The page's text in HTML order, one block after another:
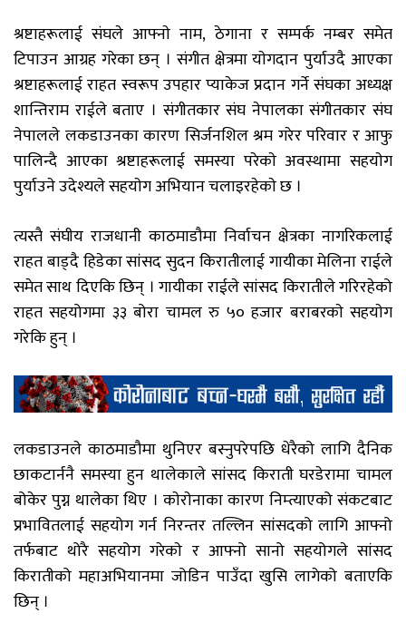
श्रष्टाहरूलाई संघले आफ्नाे नाम, ठेगाना र सम्पर्क नम्बर समेत
टिपाउन आग्रह गरेका छन् । संगीत क्षेत्रमा याेगदान पुर्याउदै आएका
श्रष्टाहरूलाई राहत स्वरूप उपहार प्याकेज प्रदान गर्ने संघका अध्यक्ष
शान्तिराम राईले बताए । संगीतकार संघ नेपालका संगीतकार संघ
नेपालले लकडाउनका कारण सिर्जनशिल श्रम गरेर परिवार र आफु
पालिन्दै आएका श्रष्टाहरूलाई समस्या परेकाे अवस्थामा सहयाेग
पुर्याउने उदेश्यले सहयाेग अभियान चलाइरहेकाे छ ।
त्यस्तै संघीय राजधानी काठमाडौमा निर्वाचन क्षेत्रका नागरिकलाई
राहत बाड्दै हिडेका सांसद सुदन किरातीलाई गायीका मेलिना राईले
समेत साथ दिएकि छिन् । गायीका राईले सांसद किरातीले गरिरहेको
राहत सहयोगमा ३३ बोरा चामल रु ५० हजार बराबरकाे सहयाेग
गरेकि हुन् ।
लकडाउनले काठमाडौमा थुनिएर बस्नुपरेपछि धेरैको लागि दैनिक
छाकटार्ननै समस्या हुन थालेकाले सांसद किराती घरडेरामा चामल
बोकेर पुग्न थालेका थिए । काेराेनाका कारण निम्त्याएको संकटबाट
प्रभावितलाई सहयोग गर्न निरन्तर तल्लिन सांसदको लागि आफ्नो
तर्फबाट थोरै सहयोग गरेकाे र आफ्नो सानो सहयोगले सांसद
किरातीको महाअभियानमा जोडिन पाउँदा खुसि लागेको बताएकि
छिन् ।